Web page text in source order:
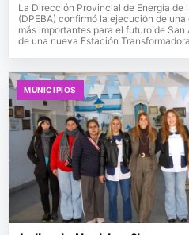
La Dirección Provincial de Energía de
(DPEBA) confirmó la ejecución de
más importantes para el futuro de
de una nueva Estación Transformadora
MUNICIPIOS